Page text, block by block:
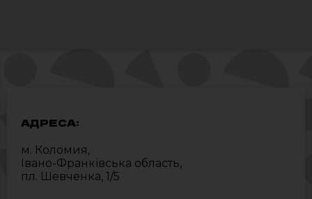
АДРЕСА:
м. Коломия,
Івано-Франківська область,
пл. Шевченка, 1/5